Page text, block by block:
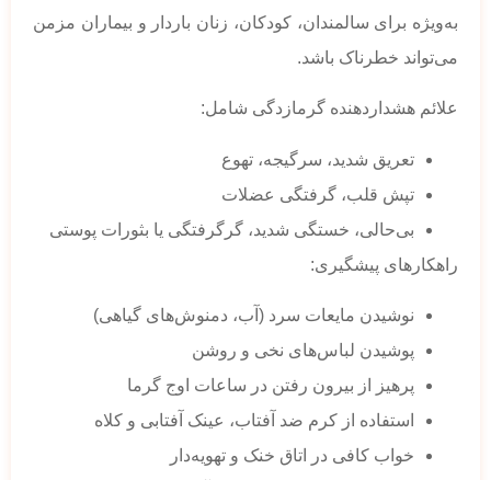
به‌ویژه برای سالمندان، کودکان، زنان باردار و بیماران مزمن
می‌تواند خطرناک باشد.
علائم هشداردهنده گرمازدگی شامل:
تعریق شدید، سرگیجه، تهوع
تپش قلب، گرفتگی عضلات
بی‌حالی، خستگی شدید، گرگرفتگی یا بثورات پوستی
راهکارهای پیشگیری:
نوشیدن مایعات سرد (آب، دمنوش‌های گیاهی)
پوشیدن لباس‌های نخی و روشن
پرهیز از بیرون رفتن در ساعات اوج گرما
استفاده از کرم ضد آفتاب، عینک آفتابی و کلاه
خواب کافی در اتاق خنک و تهویه‌دار